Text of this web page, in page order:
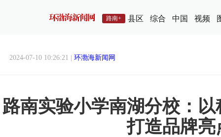
路南+ 县区 综合 中国 视频
2024-07-10 10:26:21 | 环渤海新闻网
路南实验小学南湖分校：
打造品牌亮